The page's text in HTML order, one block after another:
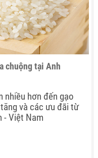
chuộng tại Anh
nhiều hơn đến gạo
và các ưu đãi từ
- Việt Nam